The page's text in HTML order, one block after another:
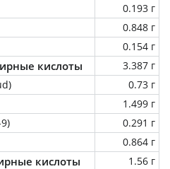
0.193 г
0.848 г
0.154 г
кислоты
3.387 г
0.73 г
1.499 г
0.291 г
0.864 г
кислоты
1.56 г